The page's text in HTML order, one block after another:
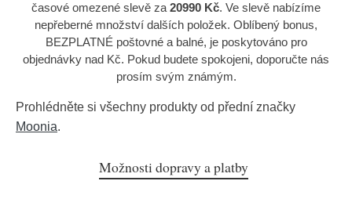
časové omezené slevě za 20990 Kč. Ve slevě nabízíme
nepřeberné množství dalších položek. Oblíbený bonus,
BEZPLATNÉ poštovné a balné, je poskytováno pro
objednávky nad Kč. Pokud budete spokojeni, doporučte nás
prosím svým známým.
Prohlédněte si všechny produkty od přední značky
Moonia.
Možnosti dopravy a platby